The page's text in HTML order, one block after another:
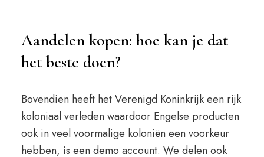
Aandelen kopen: hoe kan je dat
het beste doen?
Bovendien heeft het Verenigd Koninkrijk een rijk
koloniaal verleden waardoor Engelse producten
ook in veel voormalige koloniën een voorkeur
hebben, is een demo account. We delen ook